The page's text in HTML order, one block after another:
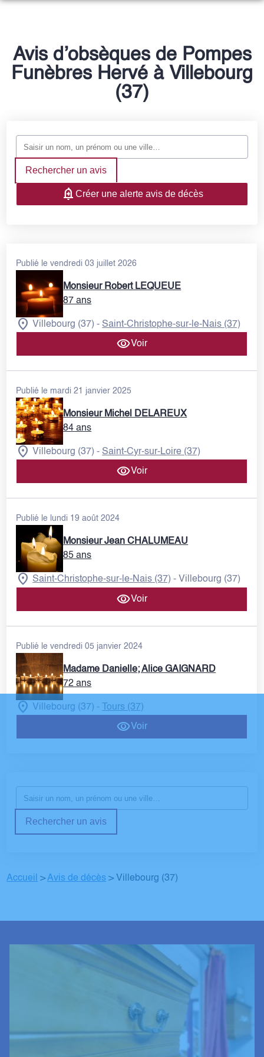
ORGANISER DES OBSÈQUES
PRÉVOIR SES OBSÈQUES
SERVICES AUX FAMILLES
NOTRE HISTOIRE
NOTRE AGENCE
NOTRE CHAMBRE FUNERAIRE
Avis d’obsèques de Pompes
Funèbres Hervé à Villebourg
(37)
Rechercher un avis
Créer une alerte avis de décès
Publié le vendredi 03 juillet 2026
Monsieur Robert LEQUEUE
87 ans
Villebourg (37) -Saint-Christophe-sur-le-Nais (37)
Voir
Publié le mardi 21 janvier 2025
Monsieur Michel DELAREUX
84 ans
Villebourg (37) -Saint-Cyr-sur-Loire (37)
Voir
Publié le lundi 19 août 2024
Monsieur Jean CHALUMEAU
85 ans
Saint-Christophe-sur-le-Nais (37) - Villebourg (37)
Voir
Publié le vendredi 05 janvier 2024
Madame Danielle; Alice GAIGNARD
72 ans
Villebourg (37) - Tours (37)
Voir
Rechercher un avis
Accueil >Avis de décès > Villebourg (37)